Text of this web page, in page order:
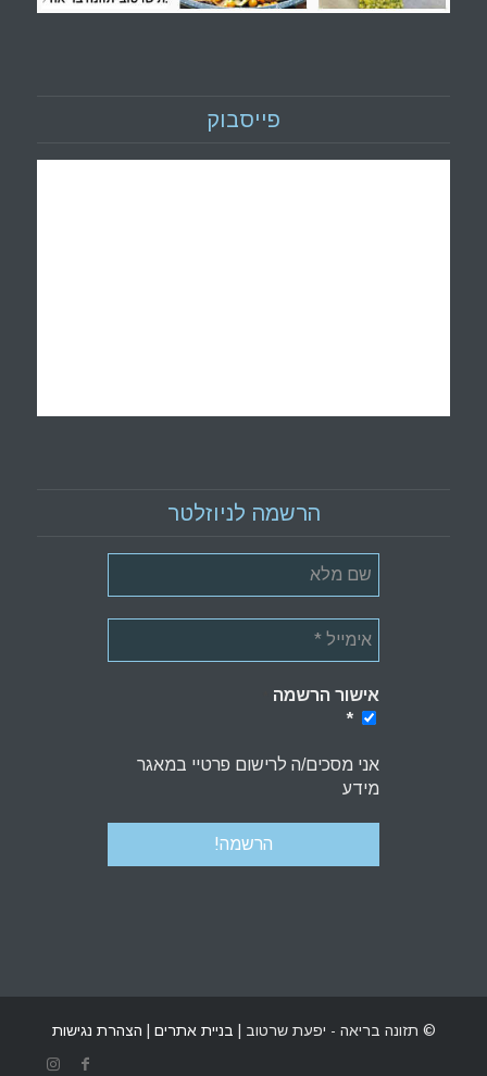
פייסבוק
הרשמה לניוזלטר
אישור הרשמה
*
אני מסכים/ה לרישום פרטיי במאגר
מידע
© תזונה בריאה - יפעת שרטוב | בניית אתרים הצהרת נגישות